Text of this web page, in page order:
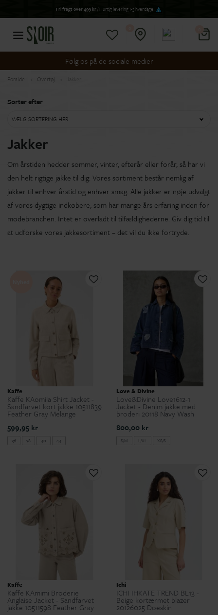
Fri fragt over 499 kr/ Hurtig levering 1-3 hverdage
Følg os på de sociale medier
Forside Overtøj
Sorter efter
VÆLG SORTERING HER
Jakker
Om årstiden hedder sommer, vinter, efterår eller forår, så har vi
den helt rigtige jakke til dig. Vores sortiment består nemlig af
jakker til enhver årstid og enhver smag. Alle jakker er nøje udvalgt
af vores dygtige indkøbere, som har mange års erfaring inden for
modebranchen. Intet er overladt til tilfældighederne. Giv dig tid til
at udforske vores jakkesortiment – det vil du ikke fortryde.
Kaffe
Kaffe KAomila Shirt Jacket -
Sandfarvet kort jakke 10511839
Feather Gray Melange
599,95 kr
36 38 40 44
Love & Divine
Love&Divine Love1612-1
Jacket - Denim jakke med
broderi 20118 Navy Wash
800,00 kr
S/M L/XL XS/S
Kaffe
Kaffe KAmimi Broderie
Anglaise Jacket - Sandfarvet
jakke 10511598 Feather Gray
Ichi
ICHI IHKATE TREND BL13 -
Beige kortærmet blazer
20126025 Doeskin